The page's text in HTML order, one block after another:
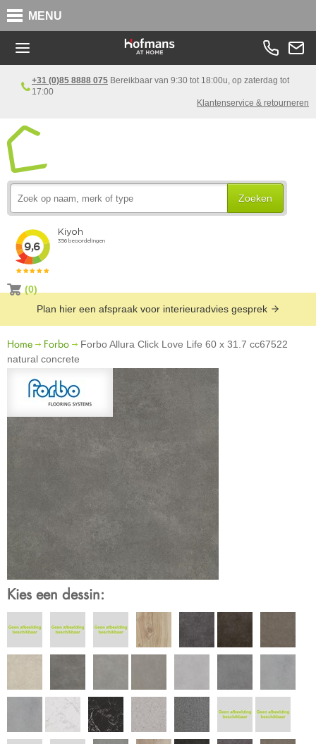
MENU
+31 (0)85 8888 075 Bereikbaar van 9:30 tot 18:00u, op zaterdag tot
17:00
Klantenservice & retourneren
Zoeken
(0)
Plan hier een afspraak voor interieuradvies gesprek
Home Forbo
Forbo Allura Click Love Life 60 x 31.7 cc67522
natural concrete
Kies een dessin: